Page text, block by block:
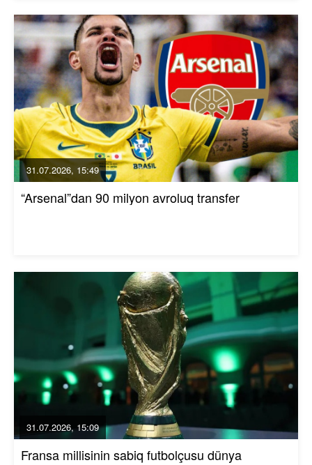
31.07.2026, 15:49
“Arsenal”dan 90 milyon avroluq transfer
31.07.2026, 15:09
Fransa millisinin sabiq futbolçusu dünya